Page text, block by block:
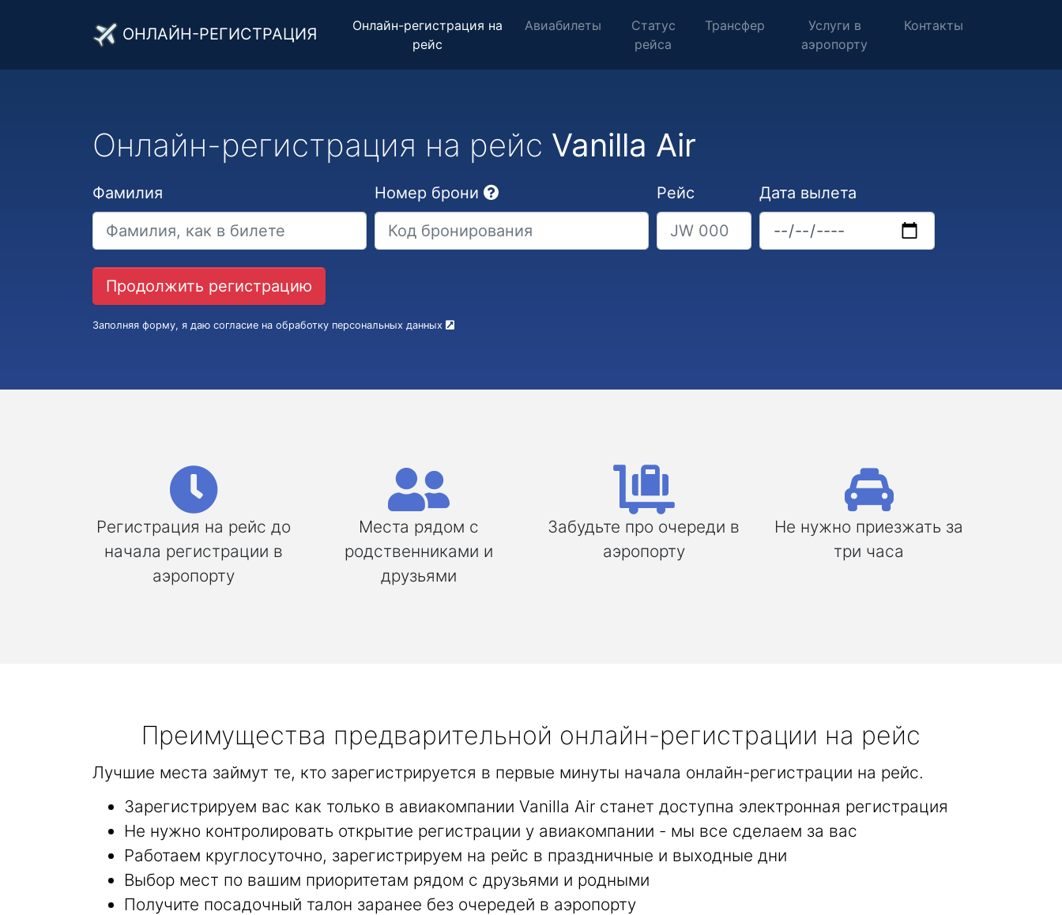
ОНЛАЙН-РЕГИСТРАЦИЯ
Онлайн-регистрация на
рейс
Авиабилеты
Статус
рейса
Трансфер
Услуги в
аэропорту
Контакты
Онлайн-регистрация на рейс Vanilla Air
Фамилия Номер брони Рейс Дата вылета
Заполняя форму, я даю согласие на обработку персональных данных
Регистрация на рейс до
начала регистрации в
аэропорту
Места рядом с
родственниками и
друзьями
Забудьте про очереди в
аэропорту
Не нужно приезжать за
три часа
Преимущества предварительной онлайн-регистрации на рейс
Лучшие места займут те, кто зарегистрируется в первые минуты начала онлайн-регистрации на рейс.
Зарегистрируем вас как только в авиакомпании Vanilla Air станет доступна электронная регистрация
Не нужно контролировать открытие регистрации у авиакомпании - мы все сделаем за вас
Работаем круглосуточно, зарегистрируем на рейс в праздничные и выходные дни
Выбор мест по вашим приоритетам рядом с друзьями и родными
Получите посадочный талон заранее без очередей в аэропорту